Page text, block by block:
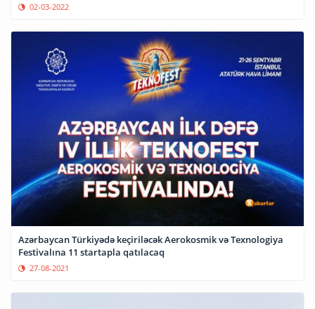
02-03-2022
Azərbaycan Türkiyədə keçiriləcək Aerokosmik və Texnologiya
Festivalına 11 startapla qatılacaq
27-08-2021